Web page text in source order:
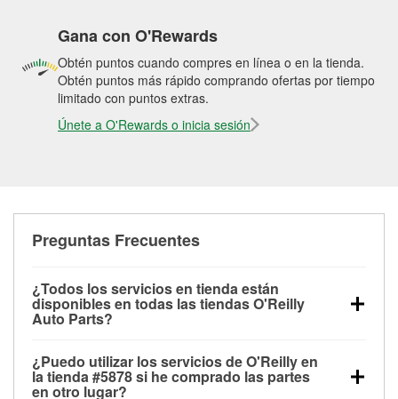
Gana con O'Rewards
Obtén puntos cuando compres en línea o en la tienda.
Obtén puntos más rápido comprando ofertas por tiempo
limitado con puntos extras.
Únete a O'Rewards o inicia sesión
Preguntas Frecuentes
¿Todos los servicios en tienda están
disponibles en todas las tiendas O'Reilly
Auto Parts?
las pruebas de batería, pruebas de alternador y
motor de arranque, revisión de la luz “Check Engine”
¿Puedo utilizar los servicios de O'Reilly en
la tienda #5878 si he comprado las partes
en otro lugar?